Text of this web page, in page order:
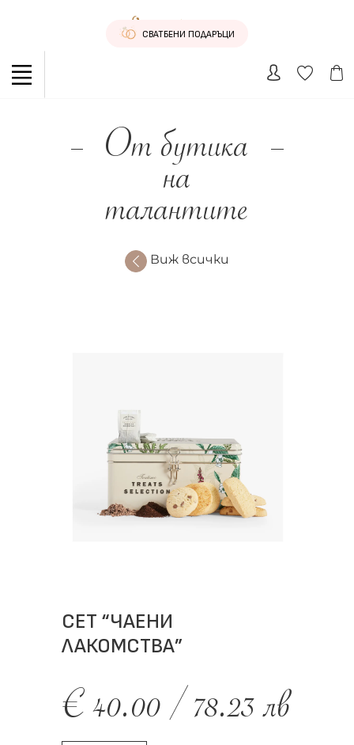
СВАТБЕНИ ПОДАРЪЦИ
СЕТ “ЧАЕНИ
ЛАКОМСТВА”
€40.00/78.23лв
От бутика
на
талантите
Виж всички